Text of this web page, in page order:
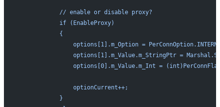
            // enable or disable proxy?
            if (EnableProxy)
            {
options[1].m_Option =
options[1].m_Value.m_StringPtr =
options[0].m_Value.m_Int =
                optionCurrent++;
            }